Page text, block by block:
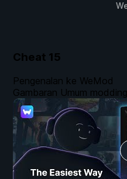
Cheat 15
Pengenalan ke WeMod
Gambaran Umum